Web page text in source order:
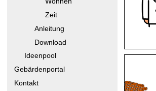
Zeit
Anleitung
Download
Ideenpool
Gebärdenportal
Kontakt